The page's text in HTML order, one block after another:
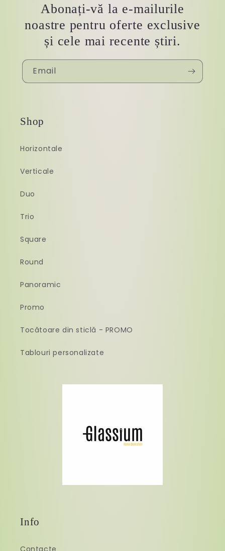
Abonați-vă la e-mailurile
noastre pentru oferte exclusive
și cele mai recente știri.
Email
Shop
Horizontale
Verticale
Duo
Trio
Square
Round
Panoramic
Promo
Tocătoare din sticlă - PROMO
Tablouri personalizate
Info